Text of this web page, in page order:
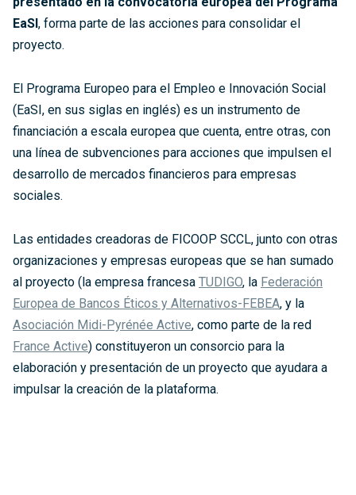
EaSI, forma parte de las acciones para consolidar el
proyecto.
El Programa Europeo para el Empleo e Innovación Social
(EaSI, en sus siglas en inglés) es un instrumento de
financiación a escala europea que cuenta, entre otras, con
una línea de subvenciones para acciones que impulsen el
desarrollo de mercados financieros para empresas
sociales.
Las entidades creadoras de FICOOP SCCL, junto con otras
organizaciones y empresas europeas que se han sumado
al proyecto (la empresa francesa TUDIGO, la Federación
Europea de Bancos Éticos y Alternativos-FEBEA, y la
Asociación Midi-Pyrénée Active, como parte de la red
France Active) constituyeron un consorcio para la
elaboración y presentación de un proyecto que ayudara a
impulsar la creación de la plataforma.